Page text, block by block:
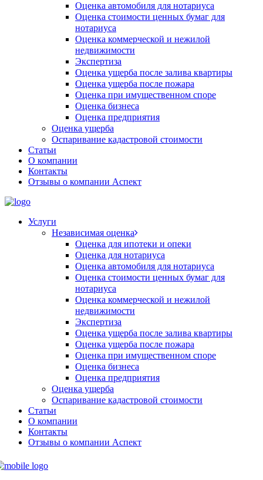
Оценка автомобиля для нотариуса
Оценка стоимости ценных бумаг для
нотариуса
Оценка коммерческой и нежилой
недвижимости
Экспертиза
Оценка ущерба после залива квартиры
Оценка ущерба после пожара
Оценка при имущественном споре
Оценка бизнеса
Оценка предприятия
Оценка ущерба
Оспаривание кадастровой стоимости
Статьи
О компании
Контакты
Отзывы о компании Аспект
Услуги
Независимая оценка
Оценка для ипотеки и опеки
Оценка для нотариуса
Оценка автомобиля для нотариуса
Оценка стоимости ценных бумаг для
нотариуса
Оценка коммерческой и нежилой
недвижимости
Экспертиза
Оценка ущерба после залива квартиры
Оценка ущерба после пожара
Оценка при имущественном споре
Оценка бизнеса
Оценка предприятия
Оценка ущерба
Оспаривание кадастровой стоимости
Статьи
О компании
Контакты
Отзывы о компании Аспект